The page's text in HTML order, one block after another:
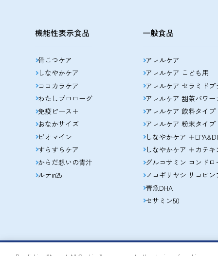
機能性表示食品
骨こつケア
しなやかケア
ココカラケア
わたしプロローグ
免疫ピース＋
おなかサイズ
ビオマイン
すらすらケア
からだ想いの青汁
ルテin25
一般食品
アレルケア
アレルケア こども用
アレルケア セラミドプ
アレルケア 甜茶パワー
アレルケア 飲料タイプ
アレルケア 粉末タイプ
しなやかケア ＋
しなやかケア ＋カテキ
グルコサミン コンドロ
ノコギリヤシ リコピン
青魚DHA
セサミン50